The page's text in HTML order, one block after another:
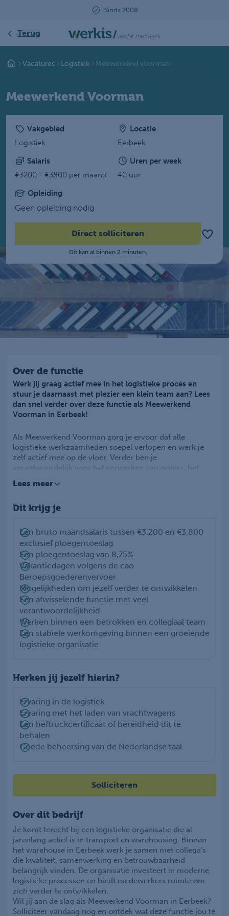
Sinds 2008
Terug
Vacatures Logistiek Meewerkend voorman
Meewerkend Voorman
Vakgebied
Logistiek
Locatie
Eerbeek
Salaris
€3200 - €3800 per maand
Uren per week
40 uur
Opleiding
Geen opleiding nodig
Direct solliciteren
Dit kan al binnen 2 minuten.
Over de functie
Werk jij graag actief mee in het logistieke proces en
stuur je daarnaast met plezier een klein team aan? Lees
dan snel verder over deze functie als Meewerkend
Voorman in Eerbeek!
Als Meewerkend Voorman zorg je ervoor dat alle
logistieke werkzaamheden soepel verlopen en werk je
zelf actief mee op de vloer. Verder ben je
verantwoordelijk voor het verwerken van orders, het
vrachtwagens. Je rijdt regelmatig op de heftruck en
Daarnaast begeleid je collega’s tijdens de dagelijkse
locatie. Je werkt in een 2-ploegendienst binnen een
moderne logistieke omgeving in Eerbeek.
Lees meer
Dit krijg je
Een bruto maandsalaris tussen €3.200 en €3.800
exclusief ploegentoeslag
Een ploegentoeslag van 8,75%
Vakantiedagen volgens de cao
Beroepsgoederenvervoer
Mogelijkheden om jezelf verder te ontwikkelen
Een afwisselende functie met veel
verantwoordelijkheid
Werken binnen een betrokken en collegiaal team
Een stabiele werkomgeving binnen een groeiende
logistieke organisatie
Herken jij jezelf hierin?
Ervaring in de logistiek
Ervaring met het laden van vrachtwagens
Een heftruckcertificaat of bereidheid dit te
behalen
Goede beheersing van de Nederlandse taal
Solliciteren
Over dit bedrijf
Je komt terecht bij een logistieke organisatie die al
jarenlang actief is in transport en warehousing. Binnen
het warehouse in Eerbeek werk je samen met collega’s
die kwaliteit, samenwerking en betrouwbaarheid
belangrijk vinden. De organisatie investeert in moderne
logistieke processen en biedt medewerkers ruimte om
zich verder te ontwikkelen.
Wil jij aan de slag als Meewerkend Voorman in Eerbeek?
Solliciteer vandaag nog en ontdek wat deze functie jou te